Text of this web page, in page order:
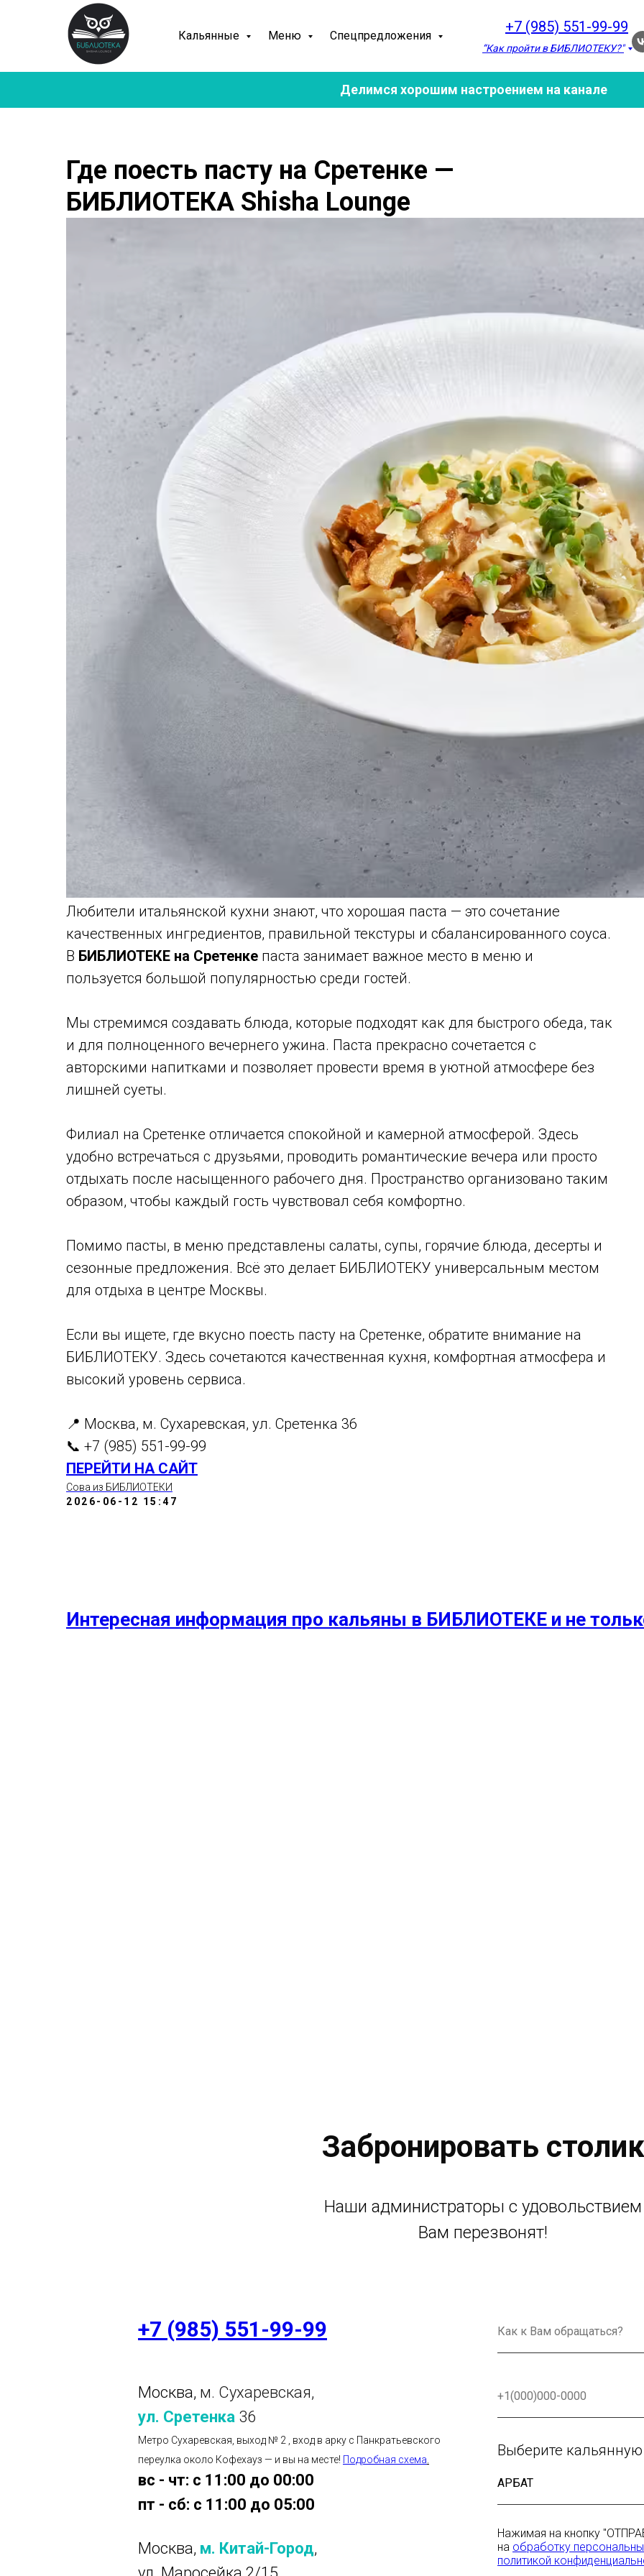
Кальянные Меню Спецпредложения
+7 (985) 551-99-99
“Как пройти в БИБЛИОТЕКУ?"
Делимся хорошим настроением на канале
Где поесть пасту на Сретенке —
БИБЛИОТЕКА Shisha Lounge
Любители итальянской кухни знают, что хорошая паста — это сочетание
качественных ингредиентов, правильной текстуры и сбалансированного соуса.
В БИБЛИОТЕКЕ на Сретенке паста занимает важное место в меню и
пользуется большой популярностью среди гостей.
Мы стремимся создавать блюда, которые подходят как для быстрого обеда, так
и для полноценного вечернего ужина. Паста прекрасно сочетается с
авторскими напитками и позволяет провести время в уютной атмосфере без
лишней суеты.
Филиал на Сретенке отличается спокойной и камерной атмосферой. Здесь
удобно встречаться с друзьями, проводить романтические вечера или просто
отдыхать после насыщенного рабочего дня. Пространство организовано таким
образом, чтобы каждый гость чувствовал себя комфортно.
Помимо пасты, в меню представлены салаты, супы, горячие блюда, десерты и
сезонные предложения. Всё это делает БИБЛИОТЕКУ универсальным местом
для отдыха в центре Москвы.
Если вы ищете, где вкусно поесть пасту на Сретенке, обратите внимание на
БИБЛИОТЕКУ. Здесь сочетаются качественная кухня, комфортная атмосфера и
высокий уровень сервиса.
📍 Москва, м. Сухаревская, ул. Сретенка 36
📞 +7 (985) 551-99-99
ПЕРЕЙТИ НА САЙТ
Сова из БИБЛИОТЕКИ
2026-06-12 15:47
Интересная информация про кальяны в БИБЛИОТЕКЕ и не
Забронировать столик
Наши администраторы с удовольствием
Вам перезвонят!
+7 (985) 551-99-99
Москва, м. Сухаревская,
ул. Сретенка 36
Метро Сухаревская, выход № 2 , вход в арку с Панкратьевского
переулка около Кофехауз — и вы на месте! Подробная схема
вс - чт: с 11:00 до 00:00
пт - сб: с 11:00 до 05:00
Москва, м. Китай-Город,
Выберите кальянную
Нажимая на кнопку
на обработку
политикой